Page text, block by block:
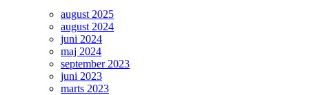
august 2025
august 2024
juni 2024
maj 2024
september 2023
juni 2023
marts 2023